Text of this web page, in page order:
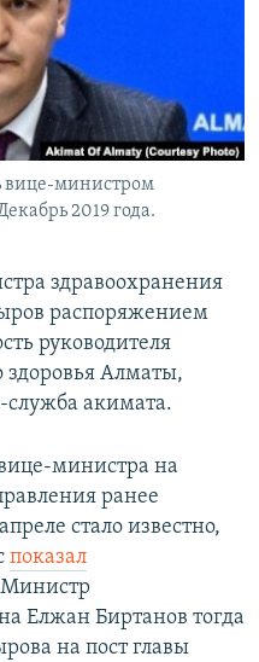
вице-министром
2019 года.
здравоохранения
распоряжением
руководителя
здоровья Алматы,
служба акимата.
министра на
ранее
стало известно,
показал
Елжан Биртанов тогда
на пост главы